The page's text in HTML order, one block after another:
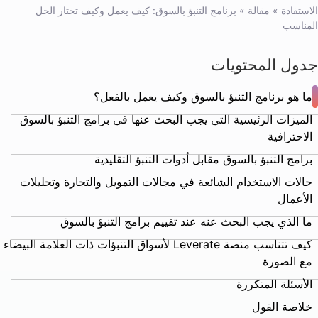
الاستفادة » مقالة » برنامج التنبؤ بالسوق: كيف يعمل وكيف تختار الحل
المناسب
جدول المحتويات
ما هو برنامج التنبؤ بالسوق وكيف يعمل بالفعل؟
الميزات الرئيسية التي يجب البحث عنها في برامج التنبؤ بالسوق
الاحترافية
برامج التنبؤ بالسوق مقابل أدوات التنبؤ التقليدية
حالات الاستخدام الشائعة في مجالات التمويل والتجارة وتحليلات
الأعمال
ما الذي يجب البحث عنه عند تقييم برامج التنبؤ بالسوق
كيف تتناسب منصة Leverate لأسواق التنبؤات ذات العلامة البيضاء
مع الصورة
الأسئلة المتكررة
خلاصة القول